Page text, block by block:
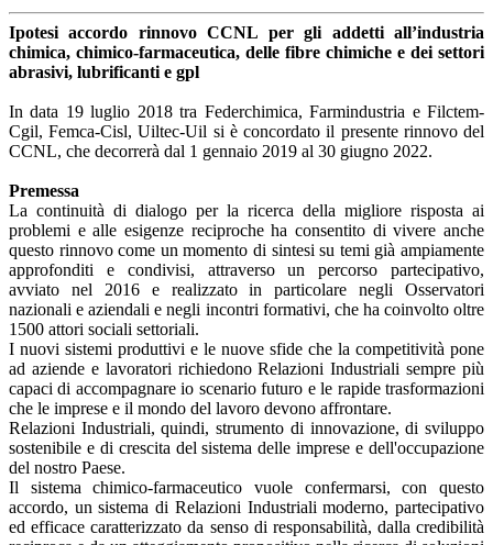
Ipotesi accordo rinnovo CCNL per gli addetti all’industria
chimica, chimico-farmaceutica, delle fibre chimiche e dei settori
abrasivi, lubrificanti e gpl
In data 19 luglio 2018 tra Federchimica, Farmindustria e Filctem-
Cgil, Femca-Cisl, Uiltec-Uil si è concordato il presente rinnovo del
CCNL, che decorrerà dal 1 gennaio 2019 al 30 giugno 2022.
Premessa
La continuità di dialogo per la ricerca della migliore risposta ai
problemi e alle esigenze reciproche ha consentito di vivere anche
questo rinnovo come un momento di sintesi su temi già ampiamente
approfonditi e condivisi, attraverso un percorso partecipativo,
avviato nel 2016 e realizzato in particolare negli Osservatori
nazionali e aziendali e negli incontri formativi, che ha coinvolto oltre
1500 attori sociali settoriali.
I nuovi sistemi produttivi e le nuove sfide che la competitività pone
ad aziende e lavoratori richiedono Relazioni Industriali sempre più
capaci di accompagnare io scenario futuro e le rapide trasformazioni
che le imprese e il mondo del lavoro devono affrontare.
Relazioni Industriali, quindi, strumento di innovazione, di sviluppo
sostenibile e di crescita del sistema delle imprese e dell'occupazione
del nostro Paese.
Il sistema chimico-farmaceutico vuole confermarsi, con questo
accordo, un sistema di Relazioni Industriali moderno, partecipativo
ed efficace caratterizzato da senso di responsabilità, dalla credibilità